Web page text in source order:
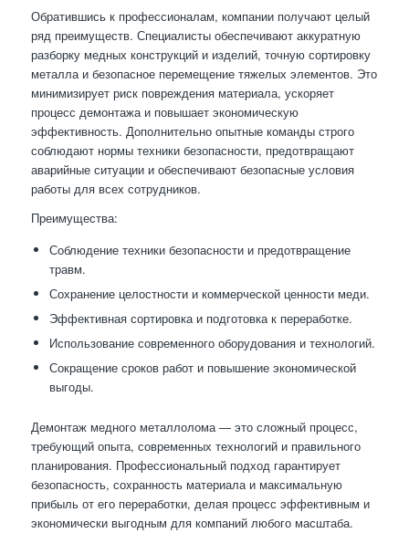
Обратившись к профессионалам, компании получают целый
ряд преимуществ. Специалисты обеспечивают аккуратную
разборку медных конструкций и изделий, точную сортировку
металла и безопасное перемещение тяжелых элементов. Это
минимизирует риск повреждения материала, ускоряет
процесс демонтажа и повышает экономическую
эффективность. Дополнительно опытные команды строго
соблюдают нормы техники безопасности, предотвращают
аварийные ситуации и обеспечивают безопасные условия
работы для всех сотрудников.
Преимущества:
Соблюдение техники безопасности и предотвращение
травм.
Сохранение целостности и коммерческой ценности меди.
Эффективная сортировка и подготовка к переработке.
Использование современного оборудования и технологий.
Сокращение сроков работ и повышение экономической
выгоды.
Демонтаж медного металлолома — это сложный процесс,
требующий опыта, современных технологий и правильного
планирования. Профессиональный подход гарантирует
безопасность, сохранность материала и максимальную
прибыль от его переработки, делая процесс эффективным и
экономически выгодным для компаний любого масштаба.